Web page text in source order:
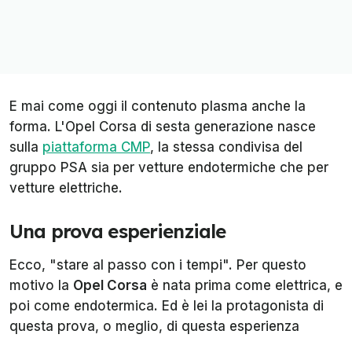
E mai come oggi il contenuto plasma anche la
forma. L'Opel Corsa di sesta generazione nasce
sulla piattaforma CMP, la stessa condivisa del
gruppo PSA sia per vetture endotermiche che per
vetture elettriche.
Una prova esperienziale
Ecco, "stare al passo con i tempi". Per questo
motivo la Opel Corsa è nata prima come elettrica, e
poi come endotermica. Ed è lei la protagonista di
questa prova, o meglio, di questa esperienza